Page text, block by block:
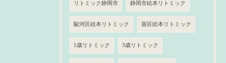
リトミック静岡市 静岡市絵本リトミック
駿河区絵本リトミック 葵区絵本リトミック
1歳リトミック 3歳リトミック